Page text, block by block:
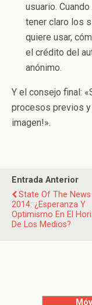
usuario.
tener claro los
quiere usar,
el crédito del
anónimo.
Y el consejo final:
procesos previos y
imagen!».
Entrada Anterior
State Of The
2014: ¿esperanza Y
Optimismo En El
De Los Medios?